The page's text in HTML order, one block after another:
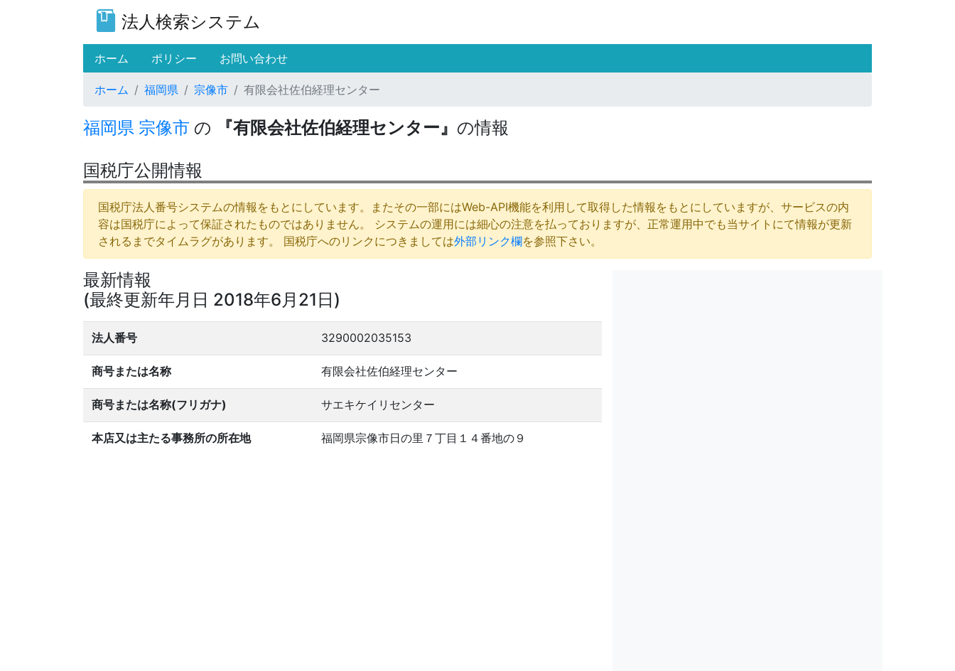
法人検索システム
ホーム (current)
ポリシー お問い合わせ
ホーム 福岡県 宗像市 有限会社佐伯経理センター
福岡県 宗像市 の 『有限会社佐伯経理センター』 の情報
国税庁公開情報
国税庁法人番号システムの情報をもとにしています。またその一部にはWeb-API機能を利用して取得した情報をもとにしていますが、サービスの内
容は国税庁によって保証されたものではありません。 システムの運用には細心の注意を払っておりますが、正常運用中でも当サイトにて情報が更新
されるまでタイムラグがあります。 国税庁へのリンクにつきましては外部リンク欄を参照下さい。
最新情報
(最終更新年月日 2018年6月21日)
法人番号 3290002035153
商号または名称 有限会社佐伯経理センター
商号または名称(フリガナ) サエキケイリセンター
本店又は主たる事務所の所在地 福岡県宗像市日の里７丁目１４番地の９